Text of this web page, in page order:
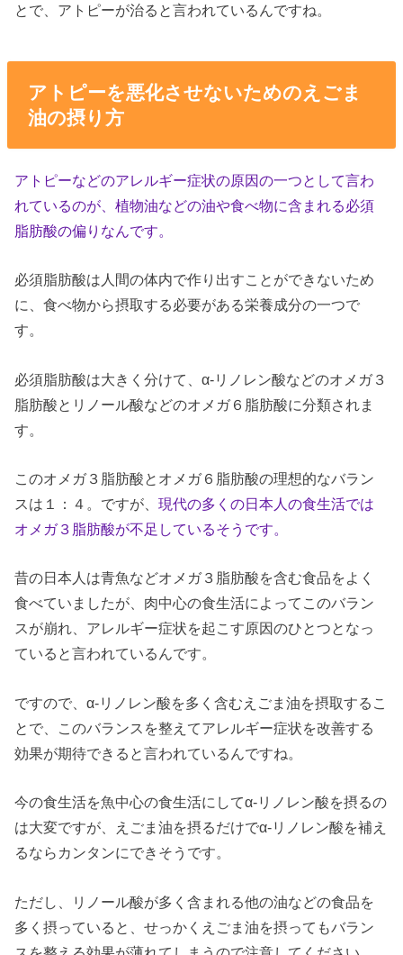
とで、アトピーが治ると言われているんですね。
アトピーを悪化させないためのえごま
油の摂り方
アトピーなどのアレルギー症状の原因の一つとして言わ
れているのが、植物油などの油や食べ物に含まれる必須
脂肪酸の偏りなんです。
必須脂肪酸は人間の体内で作り出すことができないため
に、食べ物から摂取する必要がある栄養成分の一つで
す。
必須脂肪酸は大きく分けて、α-リノレン酸などのオメガ３
脂肪酸とリノール酸などのオメガ６脂肪酸に分類されま
す。
このオメガ３脂肪酸とオメガ６脂肪酸の理想的なバラン
スは１：４。ですが、現代の多くの日本人の食生活では
オメガ３脂肪酸が不足しているそうです。
昔の日本人は青魚などオメガ３脂肪酸を含む食品をよく
食べていましたが、肉中心の食生活によってこのバラン
スが崩れ、アレルギー症状を起こす原因のひとつとなっ
ていると言われているんです。
ですので、α-リノレン酸を多く含むえごま油を摂取するこ
とで、このバランスを整えてアレルギー症状を改善する
効果が期待できると言われているんですね。
今の食生活を魚中心の食生活にしてα-リノレン酸を摂るの
は大変ですが、えごま油を摂るだけでα-リノレン酸を補え
るならカンタンにできそうです。
ただし、リノール酸が多く含まれる他の油などの食品を
多く摂っていると、せっかくえごま油を摂ってもバラン